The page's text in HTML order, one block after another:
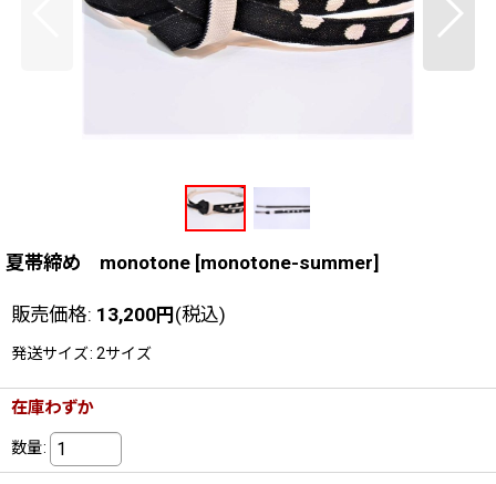
夏帯締め monotone [monotone-summer]
販売価格: 13,200円(税込)
発送サイズ: 2サイズ
在庫わずか
数量: